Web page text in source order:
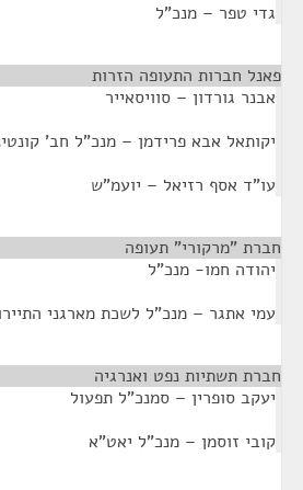
גדי טפר – מנכ"ל
פאנל חברות התעופה הזרות
אבנר גורדון – סוויסאייר
יקותאל אבא פרידמן – מנכ"ל חב'
עו"ד אסף רזיאל – יועמ"ש
חברת "מרקורי" תעופה
יהודה חמו- מנכ"ל
עמי אתגר – מנכ"ל לשכת מארגני
חברת תשתיות נפט ואנרגיה
יעקב סופרין – סמנכ"ל תפעול
קובי זוסמן – מנכ"ל יאט"א